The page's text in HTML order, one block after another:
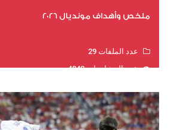
ملخص وأهداف مونديال 2026
عدد الملفات 29
عدد المشاهدات 4842